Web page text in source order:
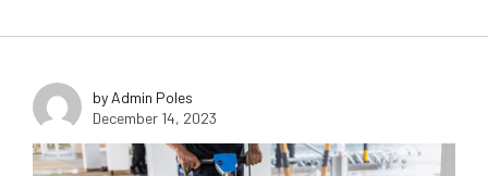
by Admin Poles
December 14, 2023